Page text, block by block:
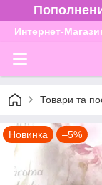
Интернет-
Товари та
Новинка –5%